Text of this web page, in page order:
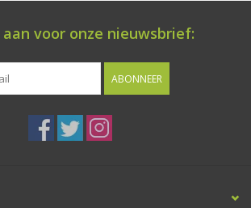
voor onze nieuwsbrief:
ABONNEER